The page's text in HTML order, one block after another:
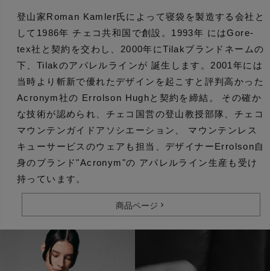
登山家Roman Kamler氏によって寝袋を製造する会社と
して1986年 チェコ共和国で創設。1993年 にはGore-
tex社と契約を交わし、2000年にTilakブランドネームの
下、Tilakのアパレルラインが 誕生します。2001年には
当時より斬新で優れたデザインを起こすと評判高かった
Acronym社の Errolson Hughと契約を締結。 その確か
な技術が認められ、チェコ国営の登山教授部隊、チェコ
マウンテンガイドアソシエーション、 マウンテンレス
キューサービスのウェアも担当、デザイナーErrolson自
身のブランド"Acronym"の アパレルライン生産も受け
持っています。
商品ページ